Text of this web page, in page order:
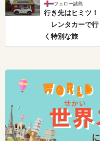
フェロー諸島
行き先はヒミツ！
レンタカーで行
く特別な旅